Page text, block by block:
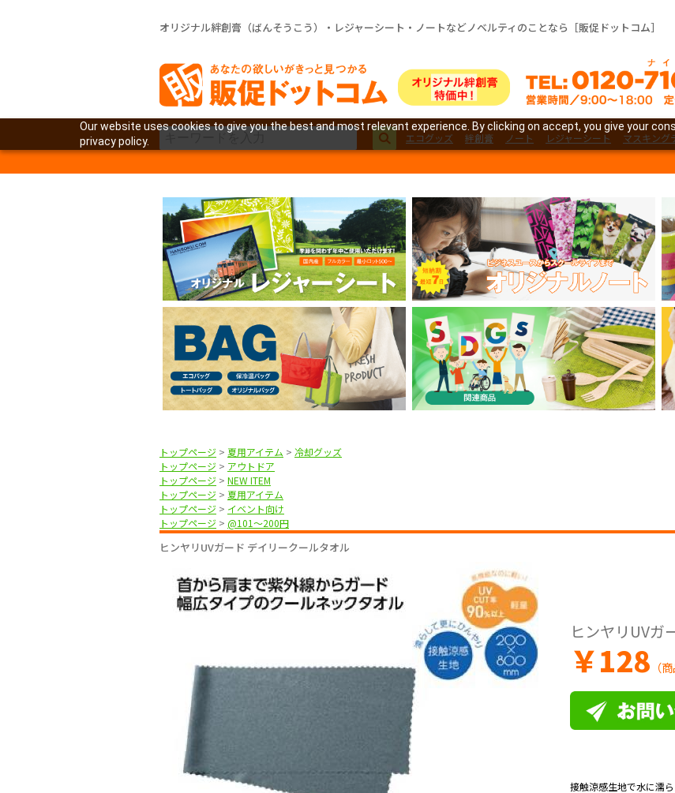
Our website uses cookies to give you the best and most relevant experience. By clicking on accept, you give your
privacy policy.
オリジナル絆創膏（ばんそうこう）・レジャーシート・ノートなどノベルティのことなら［販促ドットコム］
エコグッズ 絆創膏 ノート レジャーシート マスキング
トップページ > 夏用アイテム > 冷却グッズ
トップページ > アウトドア
トップページ > NEW ITEM
トップページ > 夏用アイテム
トップページ > イベント向け
トップページ > @101〜200円
ヒンヤリUVガード デイリークールタオル
ヒンヤリUVガ
￥128 （
接触涼感生地で水に濡ら